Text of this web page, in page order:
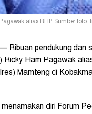
alias RHP Sumber foto:
— Ribuan pendukung dan
Ricky Ham Pagawak
Mamteng di
diri Forum